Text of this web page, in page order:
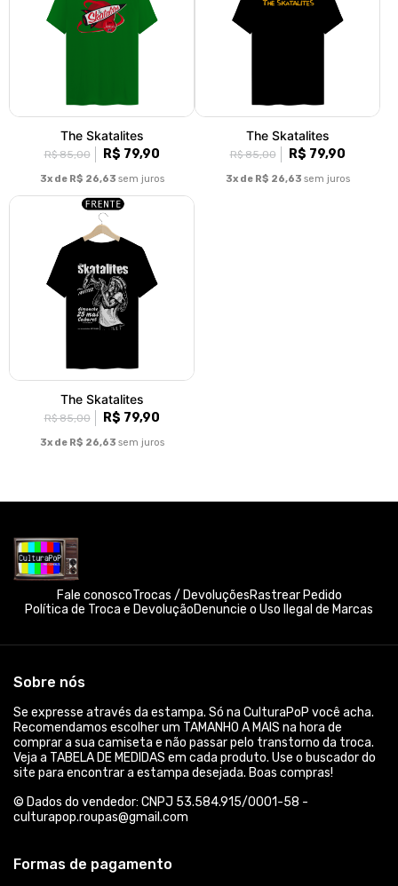
The Skatalites
R$ 85,00 R$ 79,90
3x de R$ 26,63 sem juros
The Skatalites
R$ 85,00 R$ 79,90
3x de R$ 26,63 sem juros
The Skatalites
R$ 85,00 R$ 79,90
3x de R$ 26,63 sem juros
Fale conoscoTrocas / DevoluçõesRastrear Pedido
Política de Troca e DevoluçãoDenuncie o Uso Ilegal de Marcas
Sobre nós
Se expresse através da estampa. Só na CulturaPoP você acha.
Recomendamos escolher um TAMANHO A MAIS na hora de
comprar a sua camiseta e não passar pelo transtorno da troca.
Veja a TABELA DE MEDIDAS em cada produto. Use o buscador do
site para encontrar a estampa desejada. Boas compras!
© Dados do vendedor: CNPJ 53.584.915/0001-58 -
culturapop.roupas@gmail.com
Formas de pagamento